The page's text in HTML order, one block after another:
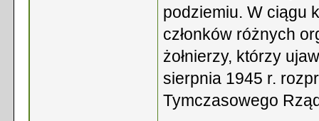
podziemiu. W ciągu
członków różnych
żołnierzy, którzy
sierpnia 1945 r.
Tymczasowego